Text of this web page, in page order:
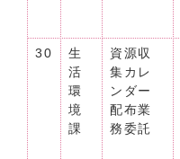
30
生
活
環
境
課
資源収
集カレ
ンダー
配布業
務委託